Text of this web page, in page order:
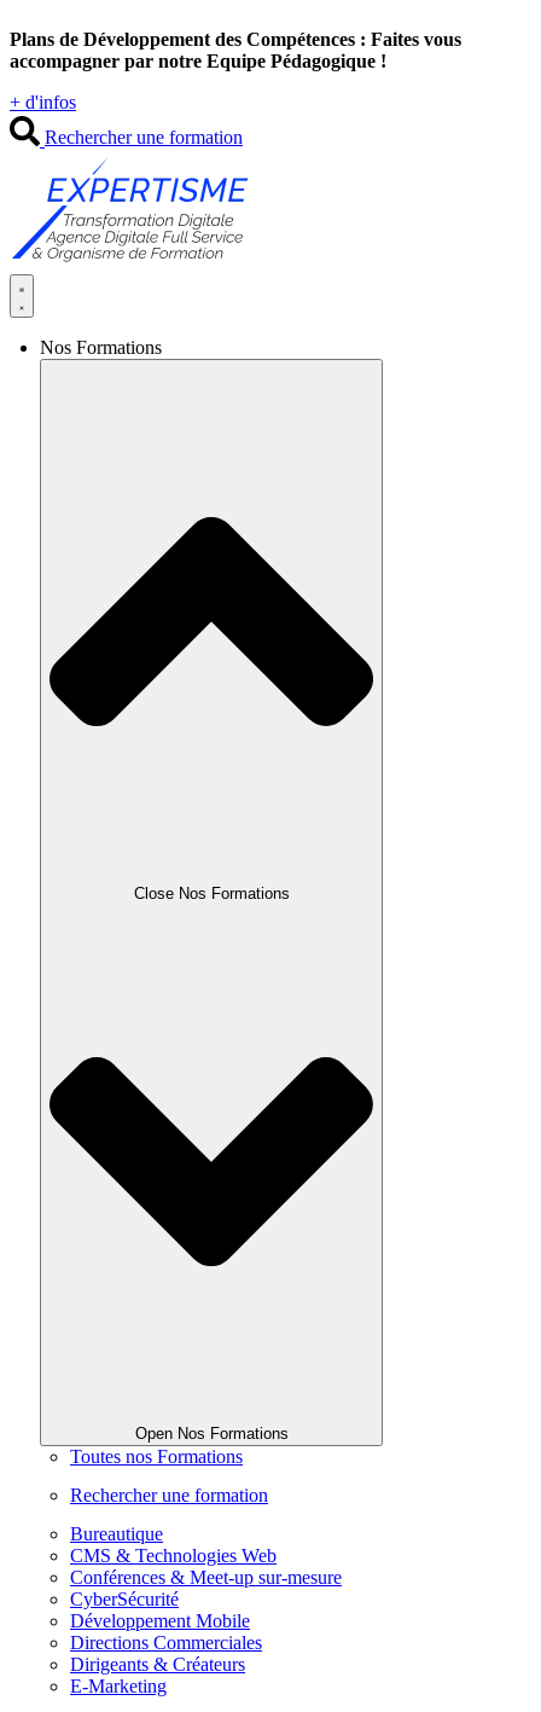
au
contenu
Plans de Développement des Compétences : Faites vous
accompagner par notre Equipe Pédagogique !
+ d'infos
Rechercher une formation
Nos Formations
Close Nos Formations
Open Nos Formations
Toutes nos Formations
Rechercher une formation
Bureautique
CMS & Technologies Web
Conférences & Meet-up sur-mesure
CyberSécurité
Développement Mobile
Directions Commerciales
Dirigeants & Créateurs
E-Marketing